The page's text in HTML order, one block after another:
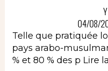
04/08/
Telle que pratiquée
pays arabo-
% et 80 % des p Lire